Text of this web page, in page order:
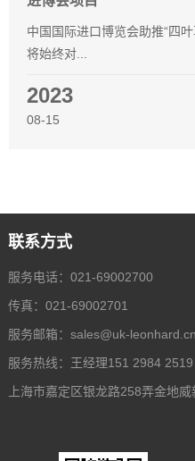
中国国际进口博览会助推“四叶
将始终对...
2023
08-15
联系方式
服务电话：021-69002700
传真：021-69002701
服务邮箱： sales@uk-leonhard.cn
服务热线：王经理151 2984 2519
上海市嘉定区银龙路258弄金地